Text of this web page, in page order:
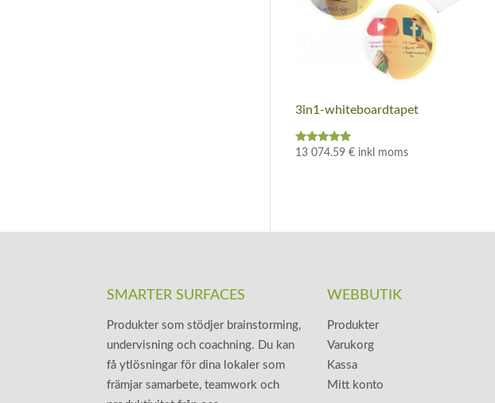
3in1-whiteboardtapet
Betygsatt
13 074.59 € inkl moms
SMARTER SURFACES
Produkter som stödjer brainstorming,
undervisning och coachning. Du kan
få ytlösningar för dina lokaler som
främjar samarbete, teamwork och
WEBBUTIK
Produkter
Varukorg
Kassa
Mitt konto